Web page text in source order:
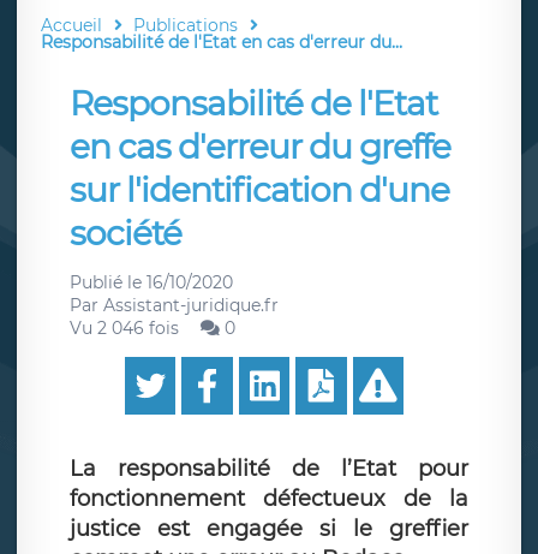
Accueil Publications
Responsabilité de l'Etat en cas d'erreur du...
Responsabilité de l'Etat
en cas d'erreur du greffe
sur l'identification d'une
société
Publié le 16/10/2020
Par Assistant-juridique.fr
Vu 2 046 fois
0
La responsabilité de l’Etat pour
fonctionnement défectueux de la
justice est engagée si le greffier